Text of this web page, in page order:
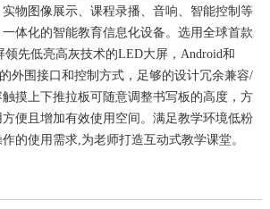
物图像展示、课程录播、音响、智能控制等
体化的智能教育信息化设备。选用全球首款
先低亮高灰技术的LED大屏，Android和
外围接口和控制方式，足够的设计冗余兼容/
摸上下推拉板可随意调整书写板的高度，方
便且增加有效使用空间。满足教学环境低粉
的使用需求,为老师打造互动式教学课堂。